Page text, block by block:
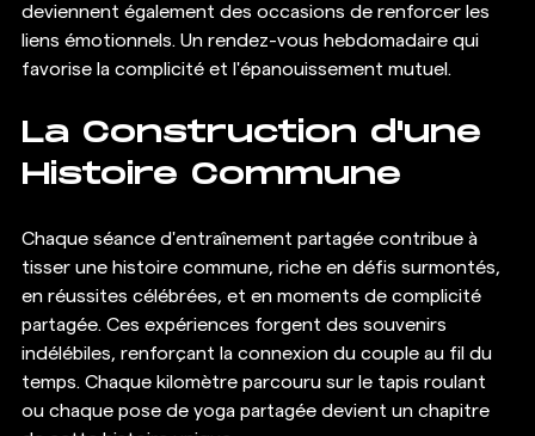
deviennent également des occasions de renforcer les
liens émotionnels. Un rendez-vous hebdomadaire qui
favorise la complicité et l'épanouissement mutuel.
La Construction d'une
Histoire Commune
Chaque séance d'entraînement partagée contribue à
tisser une histoire commune, riche en défis surmontés,
en réussites célébrées, et en moments de complicité
partagée. Ces expériences forgent des souvenirs
indélébiles, renforçant la connexion du couple au fil du
temps. Chaque kilomètre parcouru sur le tapis roulant
ou chaque pose de yoga partagée devient un chapitre